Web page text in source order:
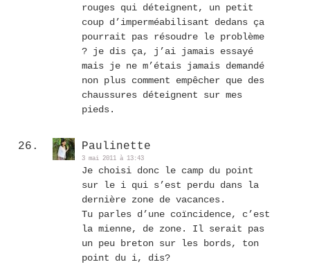
rouges qui déteignent, un petit
coup d’imperméabilisant dedans ça
pourrait pas résoudre le problème
? je dis ça, j’ai jamais essayé
mais je ne m’étais jamais demandé
non plus comment empêcher que des
chaussures déteignent sur mes
pieds.
Paulinette
3 mai 2011 à 13:43
Je choisi donc le camp du point
sur le i qui s’est perdu dans la
dernière zone de vacances.
Tu parles d’une coïncidence, c’est
la mienne, de zone. Il serait pas
un peu breton sur les bords, ton
point du i, dis?